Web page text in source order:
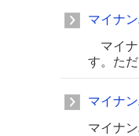
マイナ
マイナ
す。た
マイナ
マイナ